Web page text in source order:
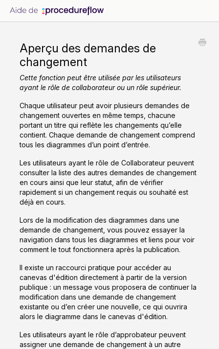
Aperçu des demandes de
changement
Cette fonction peut être utilisée par les utilisateurs
ayant le rôle de collaborateur ou un rôle supérieur.
Chaque utilisateur peut avoir plusieurs demandes de
changement ouvertes en même temps, chacune
portant un titre qui reflète les changements qu’elle
contient. Chaque demande de changement comprend
tous les diagrammes d’un point d’entrée.
Les utilisateurs ayant le rôle de Collaborateur peuvent
consulter la liste des autres demandes de changement
en cours ainsi que leur statut, afin de vérifier
rapidement si un changement requis ou souhaité est
déjà en cours.
Lors de la modification des diagrammes dans une
demande de changement, vous pouvez essayer la
navigation dans tous les diagrammes et liens pour voir
comment le tout fonctionnera après la publication.
Il existe un raccourci pratique pour accéder au
canevas d'édition directement à partir de la version
publique : un message vous proposera de continuer la
modification dans une demande de changement
existante ou d’en créer une nouvelle, ce qui ouvrira
alors le diagramme dans le canevas d'édition.
Les utilisateurs ayant le rôle d’approbateur peuvent
assigner une demande de changement à un autre